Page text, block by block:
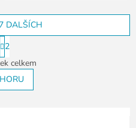
O
v
l
á
DALŠÍCH
S
t
r
á
n
k
2
celkem